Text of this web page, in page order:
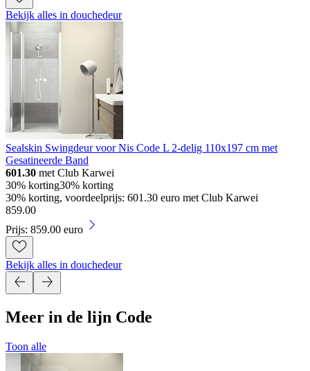
Bekijk alles in douchedeur
Sealskin Swingdeur voor Nis Code L 2-delig 110x197 cm met
Gesatineerde Band
601.30 met Club Karwei
30% korting30% korting
30% korting, voordeelprijs: 601.30 euro met Club Karwei
859.00
Prijs: 859.00 euro
Bekijk alles in douchedeur
Meer in de lijn Code
Toon alle